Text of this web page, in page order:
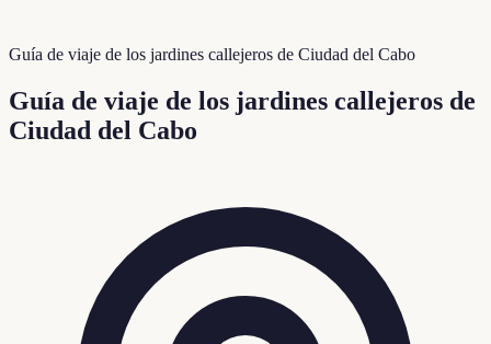
Guía de viaje de los jardines callejeros de Ciudad del Cabo
Guía de viaje de los jardines callejeros de
Ciudad del Cabo